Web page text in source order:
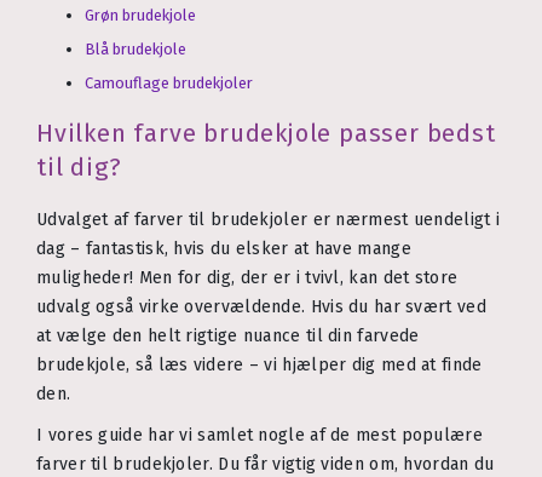
Grøn brudekjole
Blå brudekjole
Camouflage brudekjoler
Hvilken farve brudekjole passer bedst
til dig?
Udvalget af farver til brudekjoler er nærmest uendeligt i
dag – fantastisk, hvis du elsker at have mange
muligheder! Men for dig, der er i tvivl, kan det store
udvalg også virke overvældende. Hvis du har svært ved
at vælge den helt rigtige nuance til din farvede
brudekjole, så læs videre – vi hjælper dig med at finde
den.
I vores guide har vi samlet nogle af de mest populære
farver til brudekjoler. Du får vigtig viden om, hvordan du